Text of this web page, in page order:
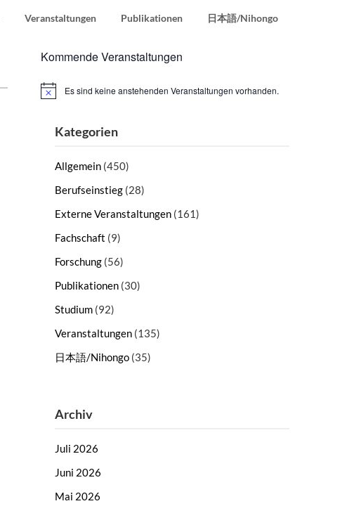
Veranstaltungen Publikationen 日本語/Nihongo
Kommende Veranstaltungen
HinweisEs sind keine anstehenden Veranstaltungen vorhanden.
Kategorien
Allgemein(450)
Berufseinstieg(28)
Externe Veranstaltungen(161)
Fachschaft (9)
Forschung(56)
Publikationen(30)
Studium(92)
Veranstaltungen(135)
日本語/Nihongo(35)
Archiv
Juli 2026
Juni 2026
Mai 2026